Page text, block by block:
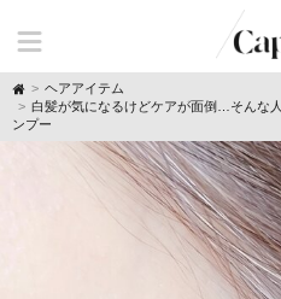
H
o
m
ヘアアイテム
白髪が気になるけどケアが面倒…そんな
ンプー